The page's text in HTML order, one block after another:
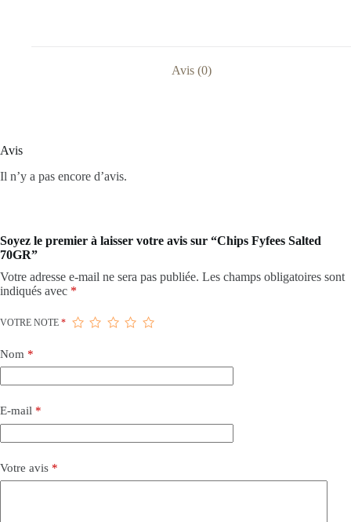
Avis (0)
Avis
Il n’y a pas encore d’avis.
Soyez le premier à laisser votre avis sur “Chips Fyfees Salted
70GR”
Votre adresse e-mail ne sera pas publiée. Les champs obligatoires sont
indiqués avec *
VOTRE NOTE *
Nom *
E-mail *
Votre avis *